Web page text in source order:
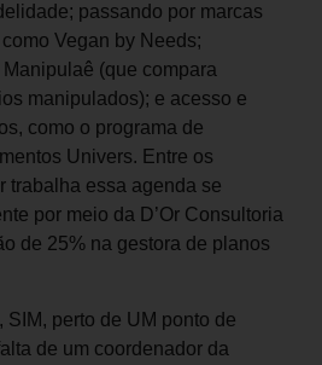
passando por marcas
Vegan by Needs;
(que compara
manipulados); e acesso e
como o programa de
Univers. Entre os
trabalha essa agenda se
por meio da D’Or Consultoria
de 25% na gestora de planos
SIM, perto de UM ponto de
de um coordenador da